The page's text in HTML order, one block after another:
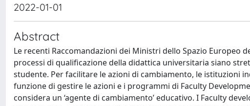
2022-01-01
Abstract
Le recenti Raccomandazioni dei Ministri dello Spazio Europeo
processi di qualificazione della didattica universitaria siano
studente. Per facilitare le azioni di cambiamento, le istituzioni
funzione di gestire le azioni e i programmi di Faculty
considera un ‘agente di cambiamento’ educativo. I Faculty